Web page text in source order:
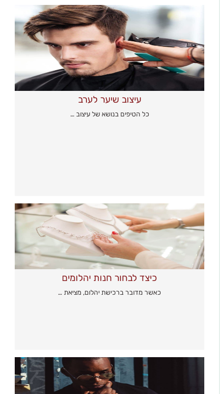
עיצוב שיער לערב
כל הטיפים בנושא של עיצוב …
כיצד לבחור חנות יהלומים
כאשר מדובר ברכישת יהלום, מציאת …